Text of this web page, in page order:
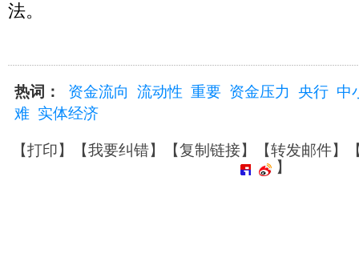
法。
热词： 资金流向 流动性 重要 资金压力 央行 中
难 实体经济
【打印】【我要纠错】【复制链接】【转发邮件】
】